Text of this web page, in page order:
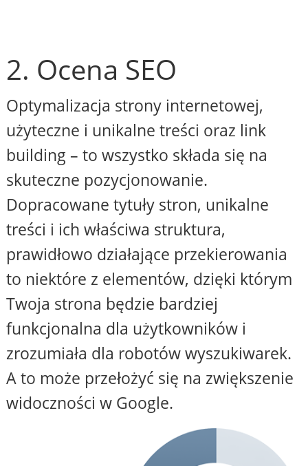
2. Ocena SEO
Optymalizacja strony internetowej,
użyteczne i unikalne treści oraz link
building – to wszystko składa się na
skuteczne pozycjonowanie.
Dopracowane tytuły stron, unikalne
treści i ich właściwa struktura,
prawidłowo działające przekierowania
to niektóre z elementów, dzięki którym
Twoja strona będzie bardziej
funkcjonalna dla użytkowników i
zrozumiała dla robotów wyszukiwarek.
A to może przełożyć się na zwiększenie
widoczności w Google.